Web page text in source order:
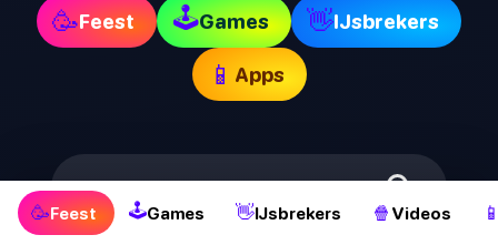
🥳Feest 🕹Games 👋IJsbrekers 🍿 Videos
🥳Feest 🕹Games 👋IJsbrekers
📱 Apps
Zoeken